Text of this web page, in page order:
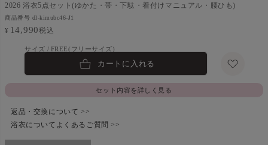
2026 浴衣5点セット(ゆかた・帯・下駄・着付けマニュアル・腰ひも)
商品番号 dl-kimubc46-J1
¥ 14,990税込
FREE(フリーサイズ)
カートに入れる
セット内容を詳しく見る
返品・交換について >>
浴衣についてよくあるご質問 >>